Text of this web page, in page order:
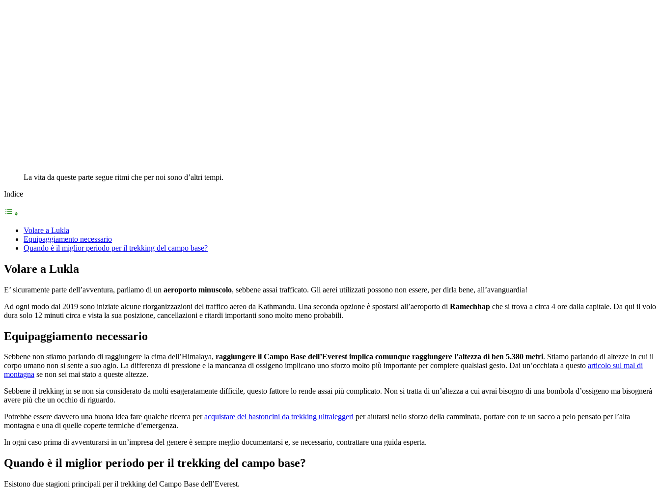
La vita da queste parte segue ritmi che per noi sono d’altri tempi.
Indice
Volare a Lukla
Equipaggiamento necessario
Quando è il miglior periodo per il trekking del campo base?
Volare a Lukla
E’ sicuramente parte dell’avventura, parliamo di un aeroporto minuscolo, sebbene assai trafficato. Gli aerei utilizzati possono non essere, per dirla bene, all’avanguardia!
Ad ogni modo dal 2019 sono iniziate alcune riorganizzazioni del traffico aereo da Kathmandu. Una seconda opzione è spostarsi all’aeroporto di Ramechhap che si trova a circa 4 ore dalla capitale. Da qui il volo
dura solo 12 minuti circa e vista la sua posizione, cancellazioni e ritardi importanti sono molto meno probabili.
Equipaggiamento necessario
Sebbene non stiamo parlando di raggiungere la cima dell’Himalaya, raggiungere il Campo Base dell’Everest implica comunque raggiungere l’altezza di ben 5.380 metri. Stiamo parlando di altezze in cui il
corpo umano non si sente a suo agio. La differenza di pressione e la mancanza di ossigeno implicano uno sforzo molto più importante per compiere qualsiasi gesto. Dai un’occhiata a questo articolo sul mal di
montagna se non sei mai stato a queste altezze.
Sebbene il trekking in se non sia considerato da molti esageratamente difficile, questo fattore lo rende assai più complicato. Non si tratta di un’altezza a cui avrai bisogno di una bombola d’ossigeno ma bisognerà
avere più che un occhio di riguardo.
Potrebbe essere davvero una buona idea fare qualche ricerca peracquistare dei bastoncini da trekking ultraleggeri per aiutarsi nello sforzo della camminata, portare con te un sacco a pelo pensato per l’alta
montagna e una di quelle coperte termiche d’emergenza.
In ogni caso prima di avventurarsi in un’impresa del genere è sempre meglio documentarsi e, se necessario, contrattare una guida esperta.
Quando è il miglior periodo per il trekking del campo base?
Esistono due stagioni principali per il trekking del Campo Base dell’Everest.